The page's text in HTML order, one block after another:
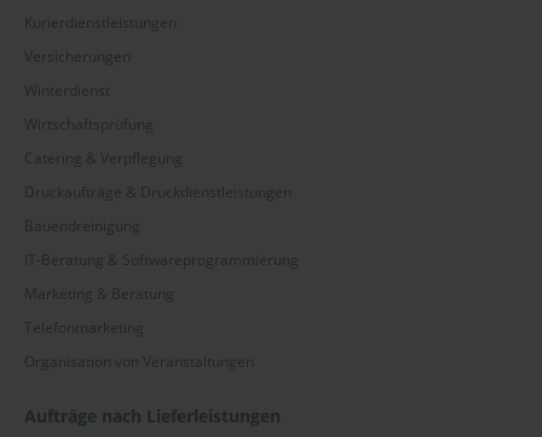
Kurierdienstleistungen
Versicherungen
Winterdienst
Wirtschaftsprüfung
Catering & Verpflegung
Druckaufträge & Druckdienstleistungen
Bauendreinigung
IT-Beratung & Softwareprogrammierung
Marketing & Beratung
Telefonmarketing
Organisation von Veranstaltungen
Aufträge nach Lieferleistungen